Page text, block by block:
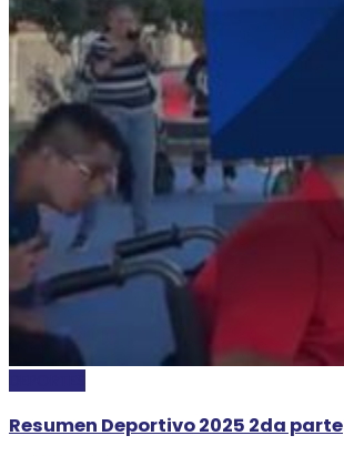
Resumen Deportivo 2025 2da parte